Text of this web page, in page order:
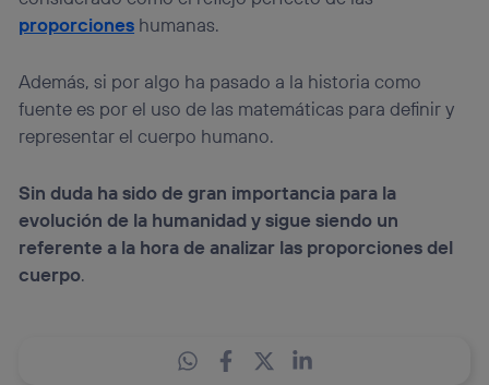
proporciones humanas.
Además, si por algo ha pasado a la historia como
fuente es por el uso de las matemáticas para definir y
representar el cuerpo humano.
Sin duda ha sido de gran importancia para la
evolución de la humanidad y sigue siendo un
referente a la hora de analizar las proporciones del
cuerpo.